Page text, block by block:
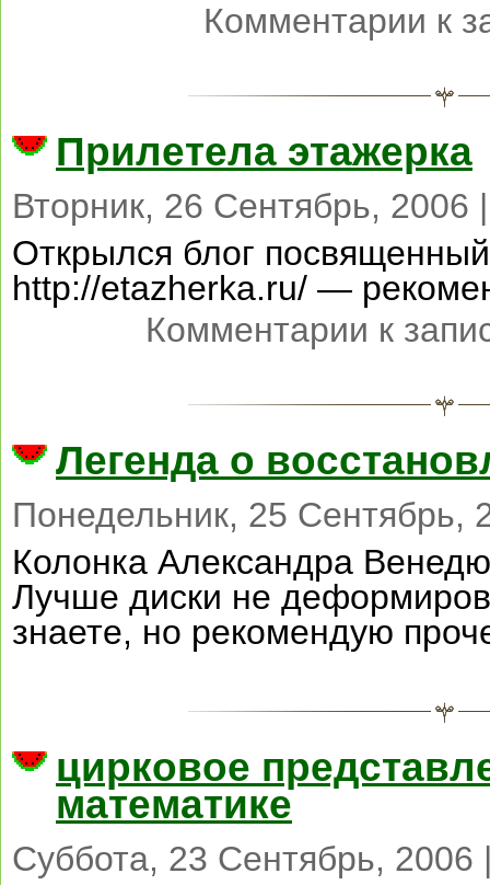
Комментарии к
Прилетела этажерка
Вторник, 26 Сентябрь, 2006
Открылся блог
http://etazherka.ru/ —
Комментарии к
Легенда о
Понедельник, 25 Сентябрь,
Колонка Александра
Лучше диски не
знаете, но рекомендую
цирковое
математике
Суббота, 23 Сентябрь,